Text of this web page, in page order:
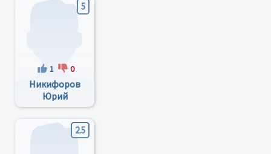
5
1 0
Никифоров
Юрий
Александрович
2.5